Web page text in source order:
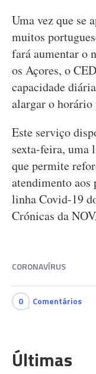
Uma vez que se
muitos
fará aumentar o
os Açores, o
capacidade
alargar o horário
Este serviço
sexta-feira, uma
que permite
atendimento aos
linha Covid-19
Crónicas da
CORONAVÍRUS
0 Comentários
Últimas